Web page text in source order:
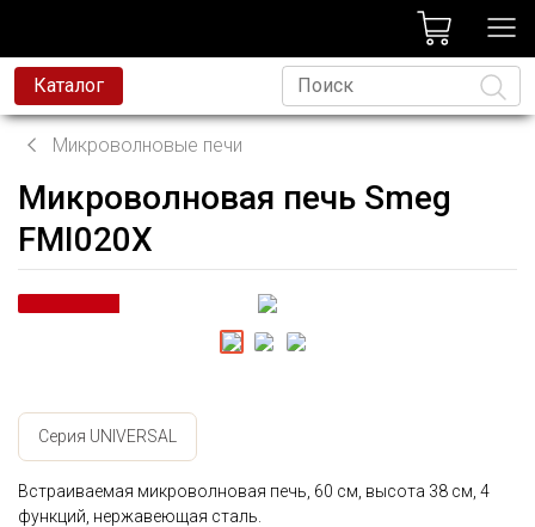
Каталог
Микроволновые печи
Микроволновая печь Smeg
FMI020X
Серия UNIVERSAL
Встраиваемая микроволновая печь, 60 см, высота 38 см, 4
функций, нержавеющая сталь.